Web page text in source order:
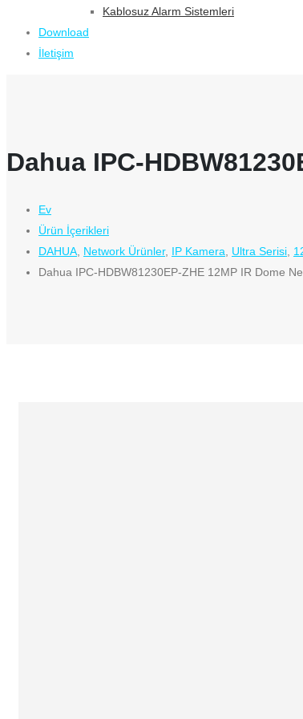
Kablosuz Alarm Sistemleri
Download
İletişim
Dahua IPC-
Ev
Ürün İçerikleri
DAHUA, Network Ürünler, IP Kamera, Ultra Serisi,
Dahua IPC-HDBW81230EP-ZHE 12MP IR Dome